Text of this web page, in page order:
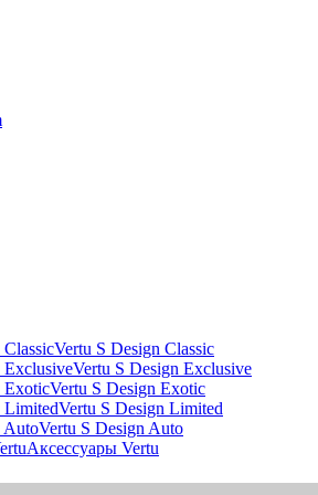
Vertu S Design Classic
Vertu S Design Exclusive
Vertu S Design Exotic
Vertu S Design Limited
Vertu S Design Auto
Аксессуары Vertu